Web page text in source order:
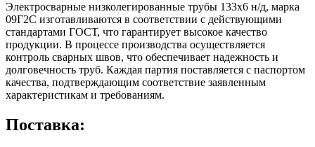
Электросварные низколегированные трубы 133х6 н/д, марка
09Г2С изготавливаются в соответствии с действующими
стандартами ГОСТ, что гарантирует высокое качество
продукции. В процессе производства осуществляется
контроль сварных швов, что обеспечивает надежность и
долговечность труб. Каждая партия поставляется с паспортом
качества, подтверждающим соответствие заявленным
характеристикам и требованиям.
Поставка: